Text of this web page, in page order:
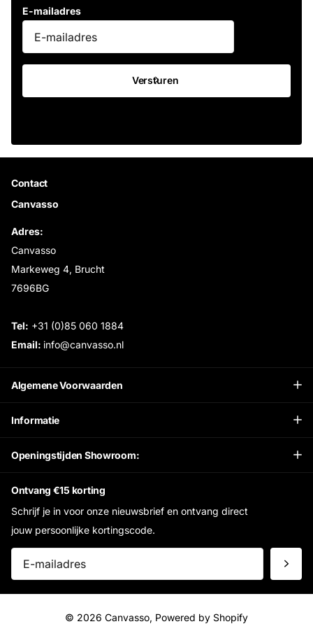
E-mailadres
Versturen
Algemene Voorwaarden
Informatie
Openingstijden Showroom:
Contact
Canvasso
Adres:
Canvasso
Markeweg 4, Brucht
7696BG
Tel: +31 (0)85 060 1884
Email: info@canvasso.nl
Ontvang €15 korting
Schrijf je in voor onze nieuwsbrief en ontvang direct
jouw persoonlijke kortingscode.
© 2026 Canvasso, Powered by Shopify